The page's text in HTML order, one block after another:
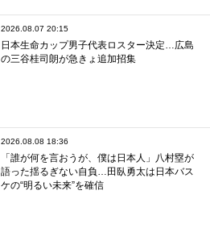
2026.08.07 20:15
日本生命カップ男子代表ロスター決定…広島
の三谷桂司朗が急きょ追加招集
2026.08.08 18:36
「誰が何を言おうが、僕は日本人」八村塁が
語った揺るぎない自負…田臥勇太は日本バス
ケの“明るい未来”を確信